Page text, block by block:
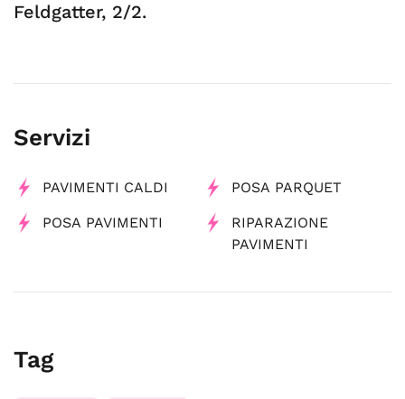
Feldgatter, 2/2.
Servizi
PAVIMENTI CALDI POSA PARQUET
POSA PAVIMENTI
RIPARAZIONE
PAVIMENTI
Tag